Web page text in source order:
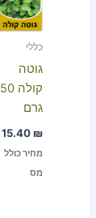
כללי
גוטה
קולה 50
גרם
15.40 ₪
מחיר כולל
מס